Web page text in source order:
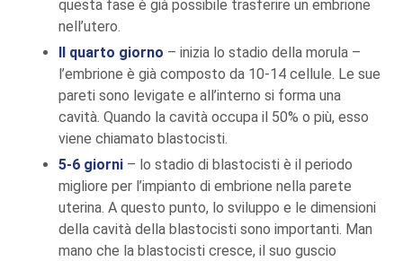
questa fase è già possibile trasferire un embrione
nell’utero.
Il quarto giorno – inizia lo stadio della morula –
l’embrione è già composto da 10-14 cellule. Le sue
pareti sono levigate e all’interno si forma una
cavità. Quando la cavità occupa il 50% o più, esso
viene chiamato blastocisti.
5-6 giorni – lo stadio di blastocisti è il periodo
migliore per l’impianto di embrione nella parete
uterina. A questo punto, lo sviluppo e le dimensioni
della cavità della blastocisti sono importanti. Man
mano che la blastocisti cresce, il suo guscio